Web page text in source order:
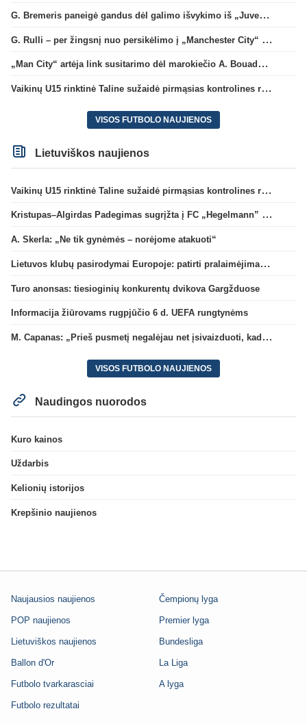
G. Bremeris paneigė gandus dėl galimo išvykimo iš „Juventus“ klubo
G. Rulli – per žingsnį nuo persikėlimo į „Manchester City“ klubą
„Man City“ artėja link susitarimo dėl marokiečio A. Bouaddi persikėlimo
Vaikinų U15 rinktinė Taline sužaidė pirmąsias kontrolines rungtynes
VISOS FUTBOLO NAUJIENOS
Lietuviškos naujienos
Vaikinų U15 rinktinė Taline sužaidė pirmąsias kontrolines rungtynes
Kristupas–Algirdas Padegimas sugrįžta į FC „Hegelmann” B sudėtį
A. Skerla: „Ne tik gynėmės – norėjome atakuoti“
Lietuvos klubų pasirodymai Europoje: patirti pralaimėjimai Kroatijos atstovams
Turo anonsas: tiesioginių konkurentų dvikova Gargžduose
Informacija žiūrovams rugpjūčio 6 d. UEFA rungtynėms
M. Capanas: „Prieš pusmetį negalėjau net įsivaizduoti, kad žaisime prieš „Hajduk“
VISOS FUTBOLO NAUJIENOS
Naudingos nuorodos
Kuro kainos
Uždarbis
Kelionių istorijos
Krepšinio naujienos
Naujausios naujienos
POP naujienos
Lietuviškos naujienos
Ballon d'Or
Futbolo tvarkarasciai
Futbolo rezultatai
Čempionų lyga
Premier lyga
Bundesliga
La Liga
A lyga